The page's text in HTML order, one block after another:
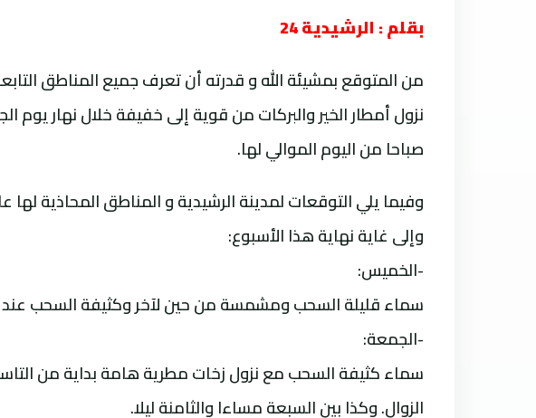
بقلم : الرشيدية 24
من المتوقع بمشيئة الله و قدرته أن تعرف جميع المناطق
نزول أمطار الخير والبركات من قوية إلى خفيفة خلال نهار يوم
صباحا من اليوم الموالي لها.
وفيما يلي التوقعات لمدينة الرشيدية و المناطق المحاذية
وإلى غاية نهاية هذا الأسبوع:
-الخميس:
سماء قليلة السحب ومشمسة من حين لآخر وكثيفة السحب عند
-الجمعة:
سماء كثيفة السحب مع نزول زخات مطرية هامة بداية من
الزوال. وكذا بين السبعة مساءا والثامنة ليلا.